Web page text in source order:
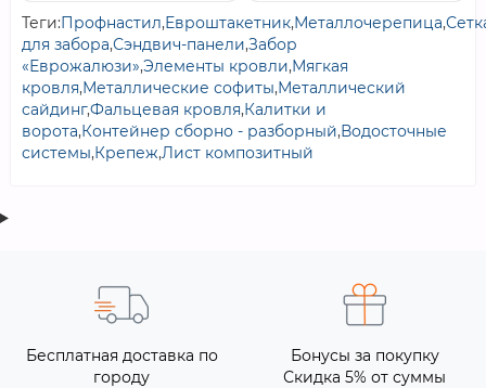
Теги:Профнастил,Евроштакетник,Металлочерепица,
для забора,Сэндвич-панели,Забор
«Еврожалюзи»,Элементы кровли,Мягкая
кровля,Металлические софиты,Металлический
сайдинг,Фальцевая кровля,Калитки и
ворота,Контейнер сборно - разборный,Водосточные
системы,Крепеж,Лист композитный
Бесплатная доставка по
городу
Бонусы за покупку
Скидка 5% от суммы